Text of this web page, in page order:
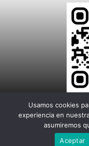
© Publicaton 2026 |
Usamos cookies
experiencia en
asumiremos
Aceptar